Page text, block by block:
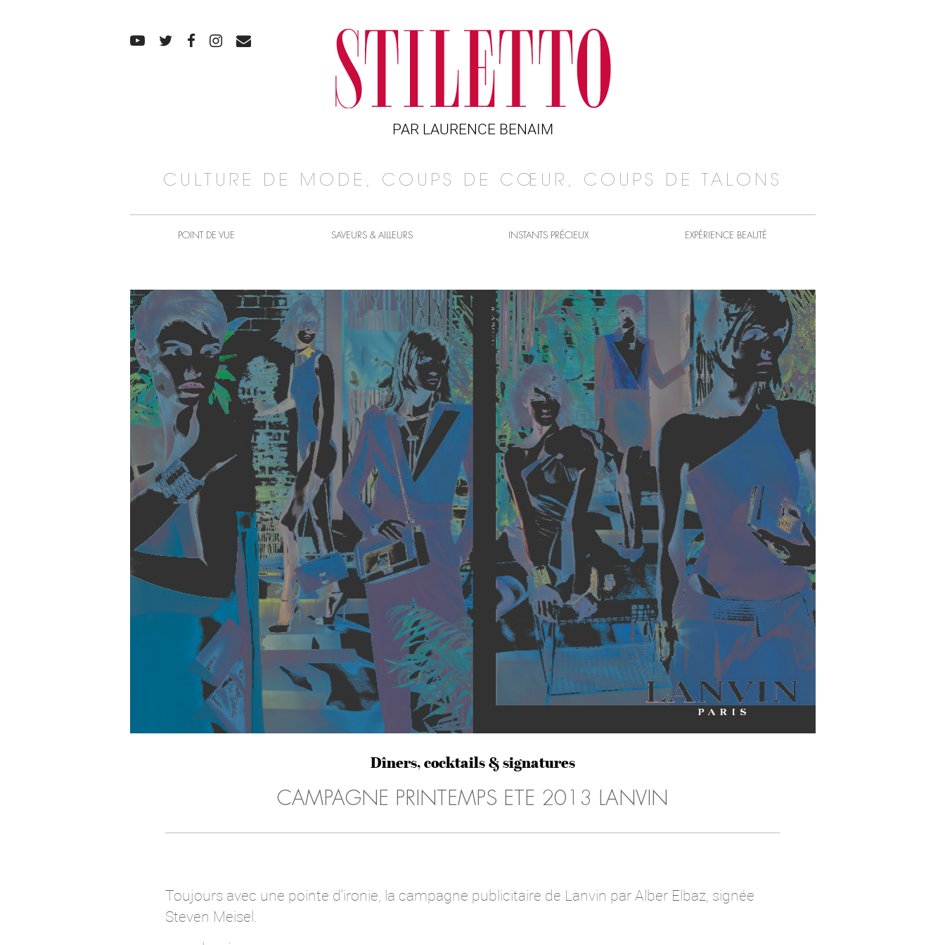
PAR LAURENCE BENAIM
CULTURE DE MODE, COUPS DE CŒUR, COUPS DE TALONS
POINT DE VUE SAVEURS & AILLEURS INSTANTS PRÉCIEUX EXPÉRIENCE BEAUTÉ
Dîners, cocktails & signatures
CAMPAGNE PRINTEMPS ETE 2013 LANVIN
Toujours avec une pointe d'ironie, la campagne publicitaire de Lanvin par Alber Elbaz, signée
Steven Meisel.